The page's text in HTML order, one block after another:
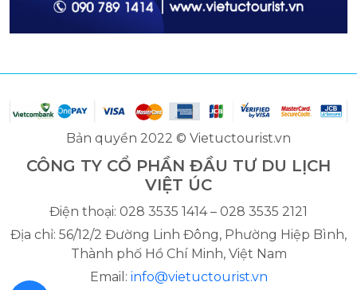
Bản quyền 2022 © Vietuctourist.vn
CÔNG TY CỔ PHẦN ĐẦU TƯ DU LỊCH
VIỆT ÚC
Điện thoại: 028 3535 1414 – 028 3535 2121
Địa chỉ: 56/12/2 Đường Linh Đông, Phường Hiệp Bình,
Thành phố Hồ Chí Minh, Việt Nam
Email: info@vietuctourist.vn